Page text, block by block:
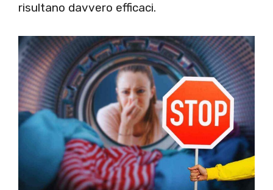
risultano davvero efficaci.